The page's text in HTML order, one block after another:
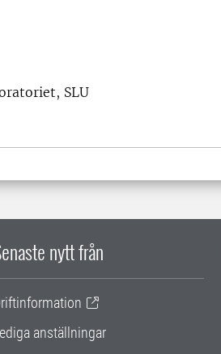
SLU
nytt från
anställningar